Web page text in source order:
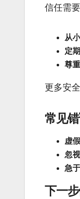
信任需
从
定
尊
更多安
常见
虚
忽
急
下一